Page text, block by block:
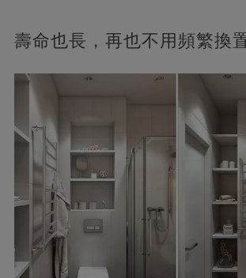
壽命也長，再也不用頻繁換